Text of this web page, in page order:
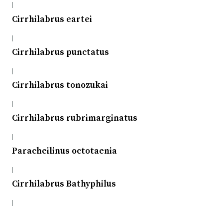
|
Cirrhilabrus eartei
|
Cirrhilabrus punctatus
|
Cirrhilabrus tonozukai
|
Cirrhilabrus rubrimarginatus
|
Paracheilinus octotaenia
|
Cirrhilabrus Bathyphilus
|